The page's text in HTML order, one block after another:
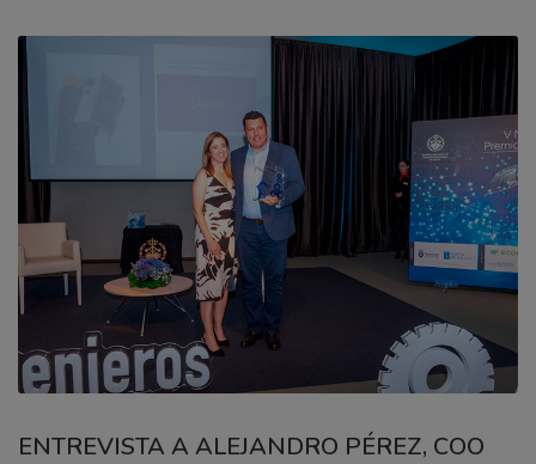
ENTREVISTA A ALEJANDRO PÉREZ, COO